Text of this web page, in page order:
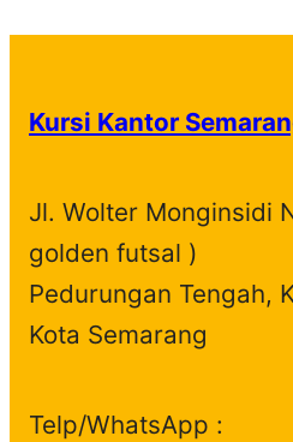
Kursi Kantor
Jl. Wolter Monginsidi
golden futsal )
Pedurungan Tengah,
Kota Semarang
Telp/WhatsApp :